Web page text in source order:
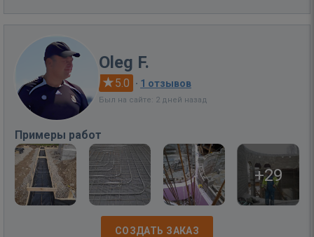
Oleg F.
5.0 · 1 отзывов
Был на сайте: 2 дней назад
Примеры работ
+29
СОЗДАТЬ ЗАКАЗ